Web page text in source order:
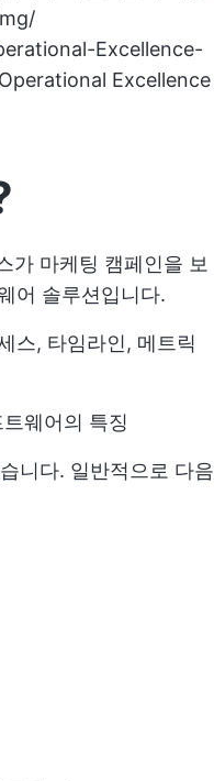
Excellence-
Excellence
가 마케팅 캠페인을 보
어 솔루션입니다.
스, 타임라인, 메트릭
웨어의 특징
니다. 일반적으로 다음